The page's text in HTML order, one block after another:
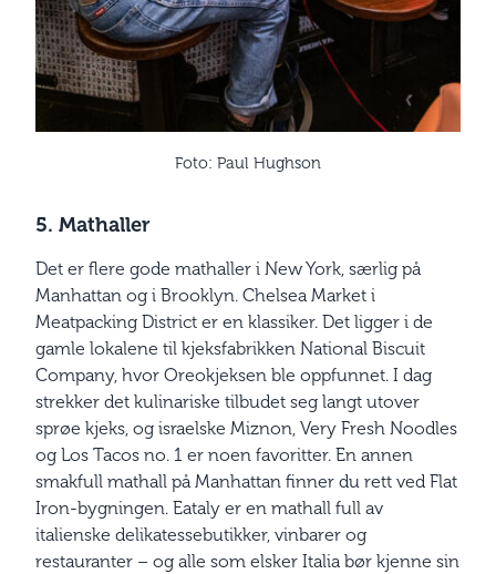
Foto: Paul Hughson
5. Mathaller
Det er flere gode mathaller i New York, særlig på
Manhattan og i Brooklyn. Chelsea Market i
Meatpacking District er en klassiker. Det ligger i de
gamle lokalene til kjeksfabrikken ­National Biscuit
Company, hvor Oreokjeksen ble oppfunnet. I dag
strekker det kulinariske tilbudet seg langt utover
sprøe kjeks, og israelske Miznon, Very Fresh Noodles
og Los Tacos no. 1 er noen favoritter. En annen
smakfull mathall på Manhattan finner du rett ved Flat
Iron-bygningen. Eataly er en mathall full av
italienske delikatessebutikker, vinbarer og
restauranter – og alle som elsker Italia bør kjenne sin